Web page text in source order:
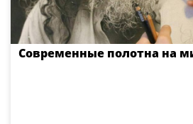
Современные полотна на